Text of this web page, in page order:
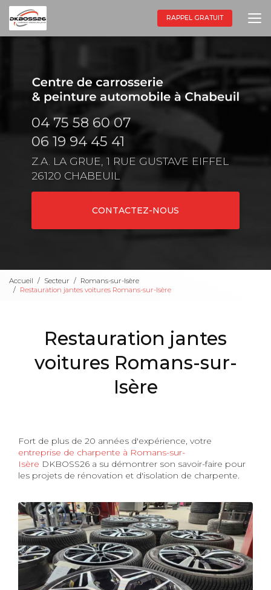
Aller
au
contenu
principal
RAPPEL GRATUIT
04 75 58 60 07
06 19 94 45 41
Z.A. LA GRUE, 1 RUE GUSTAVE EIFFEL
26120 CHABEUIL
CONTACTEZ-NOUS
Accueil Secteur
Romans-sur-Isère
Restauration jantes voitures Romans-sur-Isère
Restauration jantes
voitures Romans-sur-
Isère
Fort de plus de 20 années d'expérience, votre
entreprise de charpente à Romans-sur-
Isère DKBOSS26 a su démontrer son savoir-faire pour
les projets de rénovation et d'isolation de charpente.